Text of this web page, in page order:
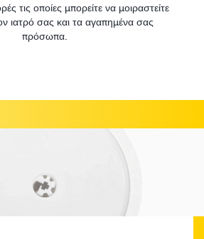
τις οποίες μπορείτε να μοιραστείτε
ιατρό σας και τα αγαπημένα σας
πρόσωπα.